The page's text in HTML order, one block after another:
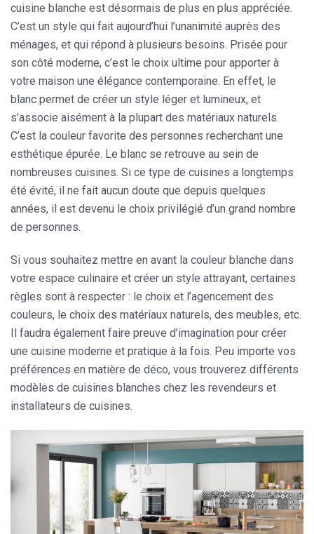
cuisine blanche est désormais de plus en plus appréciée.
C’est un style qui fait aujourd’hui l’unanimité auprès des
ménages, et qui répond à plusieurs besoins. Prisée pour
son côté moderne, c’est le choix ultime pour apporter à
votre maison une élégance contemporaine. En effet, le
blanc permet de créer un style léger et lumineux, et
s’associe aisément à la plupart des matériaux naturels.
C’est la couleur favorite des personnes recherchant une
esthétique épurée. Le blanc se retrouve au sein de
nombreuses cuisines. Si ce type de cuisines a longtemps
été évité, il ne fait aucun doute que depuis quelques
années, il est devenu le choix privilégié d’un grand nombre
de personnes.
Si vous souhaitez mettre en avant la couleur blanche dans
votre espace culinaire et créer un style attrayant, certaines
règles sont à respecter : le choix et l’agencement des
couleurs, le choix des matériaux naturels, des meubles, etc.
Il faudra également faire preuve d’imagination pour créer
une cuisine moderne et pratique à la fois. Peu importe vos
préférences en matière de déco, vous trouverez différents
modèles de cuisines blanches chez les revendeurs et
installateurs de cuisines.